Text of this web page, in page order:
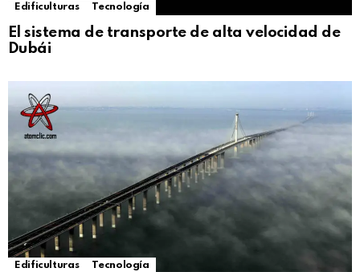
Edificulturas Tecnología
El sistema de transporte de alta velocidad de
Dubái
Edificulturas Tecnología